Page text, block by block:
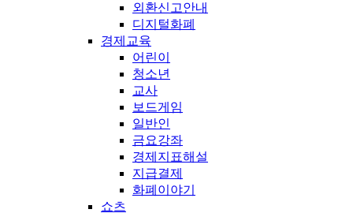
외환신고안내
디지털화폐
경제교육
어린이
청소년
교사
보드게임
일반인
금요강좌
경제지표해설
지급결제
화폐이야기
쇼츠